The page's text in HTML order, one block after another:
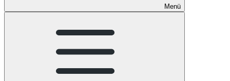
Menü